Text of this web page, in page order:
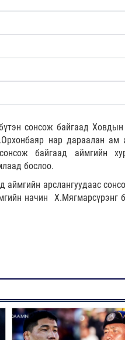
сонсож байгаад
нар дараалан ам
байгаад аймгийн
бослоо.
арслангуудаас
начин Х.Мягмарсүрэнг